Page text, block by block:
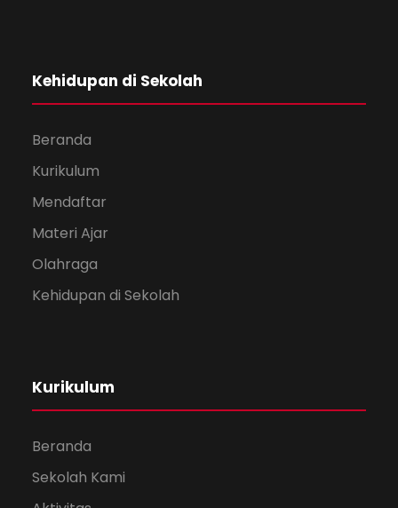
Kehidupan di Sekolah
Beranda
Kurikulum
Mendaftar
Materi Ajar
Olahraga
Kehidupan di Sekolah
Kurikulum
Beranda
Sekolah Kami